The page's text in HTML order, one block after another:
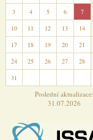
3
4 5 6 7
10
11 12 13 14
17
18 19 20 21
24
25 26 27 28
31
Poslední aktualizace:
31.07.2026